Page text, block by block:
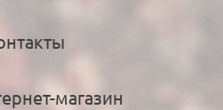
магазин